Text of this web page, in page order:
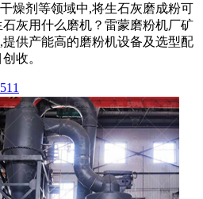
燥剂等领域中,将生石灰磨成粉可
石灰用什么磨机？雷蒙磨粉机厂矿
供产能高的磨粉机设备及选型配
收。